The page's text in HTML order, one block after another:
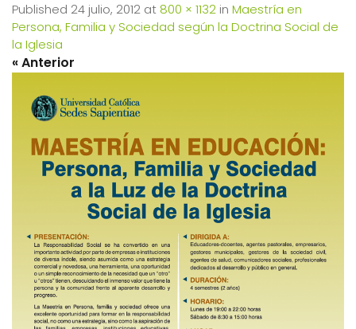
Published 24 julio, 2012 at 800 × 1132 in Maestría en
Persona, Familia y Sociedad según la Doctrina Social de
la Iglesia